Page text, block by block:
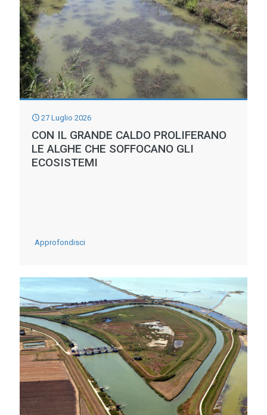
DI
EVENTI
ESTREMI
27 Luglio 2026
CON IL GRANDE CALDO PROLIFERANO
LE ALGHE CHE SOFFOCANO GLI
ECOSISTEMI
Approfondisci-
IL
CALDO
PROLIFERANO
LE
ALGHE
CHE
SOFFOCANO